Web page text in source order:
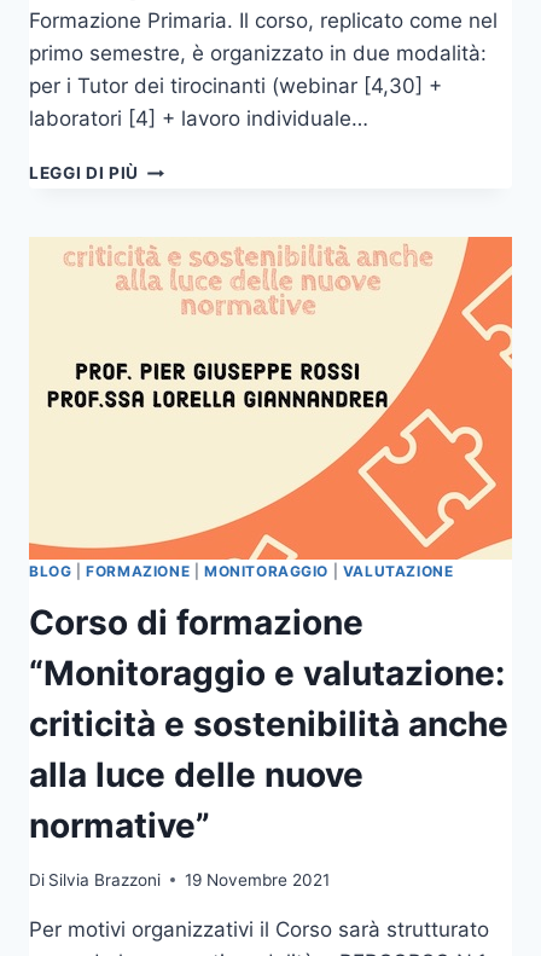
Formazione Primaria. Il corso, replicato come nel
primo semestre, è organizzato in due modalità:
per i Tutor dei tirocinanti (webinar [4,30] +
laboratori [4] + lavoro individuale…
LEGGI DI PIÙ CORSO
SUL
FEEDBACK
(2°
SEMESTRE)
BLOG |FORMAZIONE MONITORAGGIO VALUTAZIONE
Corso di formazione
“Monitoraggio e valutazione:
criticità e sostenibilità anche
alla luce delle nuove
normative”
Di Silvia Brazzoni 19 Novembre 2021
Per motivi organizzativi il Corso sarà strutturato